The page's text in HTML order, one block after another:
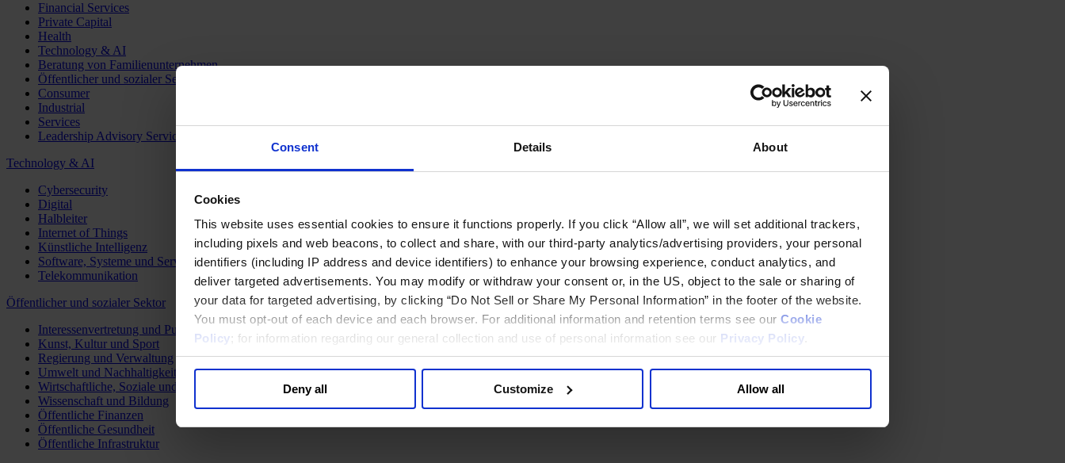
Consent Details About
Cookies
This website uses essential cookies to ensure it functions properly. If you click “Allow all”, we will set additional trackers,
including pixels and web beacons, to collect and share, with our third-party analytics/advertising providers, your personal
identifiers (including IP address and device identifiers) to enhance your browsing experience, conduct analytics, and
deliver targeted advertisements. You may modify or withdraw your consent or, in the US, object to the sale or sharing of
your data for targeted advertising, by clicking “Do Not Sell or Share My Personal Information” in the footer of the website.
You must opt-out of each device and each browser. For additional information and retention terms see our Cookie
Policy; for information regarding our general collection and use of personal information see our Privacy Policy
Deny all Customize Allow all
Financial Services
Private Capital
Health
Technology & AI
Beratung von Familienunternehmen
Öffentlicher und sozialer Sektor
Consumer
Industrial
Services
Leadership Advisory Services
Technology & AI
Cybersecurity
Digital
Halbleiter
Internet of Things
Künstliche Intelligenz
Software, Systeme und Services
Telekommunikation
Öffentlicher und sozialer Sektor
Interessenvertretung und Public Affairs
Kunst, Kultur und Sport
Regierung und Verwaltung
Umwelt und Nachhaltigkeit
Wirtschaftliche, Soziale und Humanitäre Entwicklung
Wissenschaft und Bildung
Öffentliche Finanzen
Öffentliche Gesundheit
Öffentliche Infrastruktur